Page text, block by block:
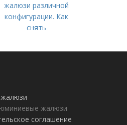
жалюзи различной
конфигурации. Как
снять
жалюзи
жалюзи
соглашение